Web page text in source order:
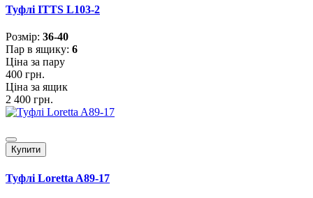
Туфлі ITTS L103-2
Розмiр: 36-40
Пар в ящику: 6
Ціна за пару
400 грн.
Ціна за ящик
2 400 грн.
Купити
Туфлі Loretta A89-17